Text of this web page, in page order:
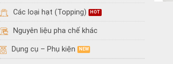
Các loại hạt (Topping)
Nguyên liệu pha chế khác
Dụng cụ – Phụ kiện